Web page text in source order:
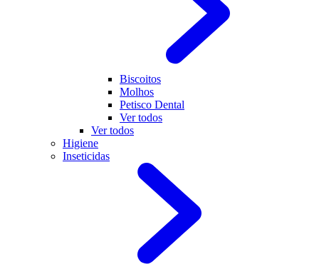
Biscoitos
Molhos
Petisco Dental
Ver todos
Ver todos
Higiene
Inseticidas